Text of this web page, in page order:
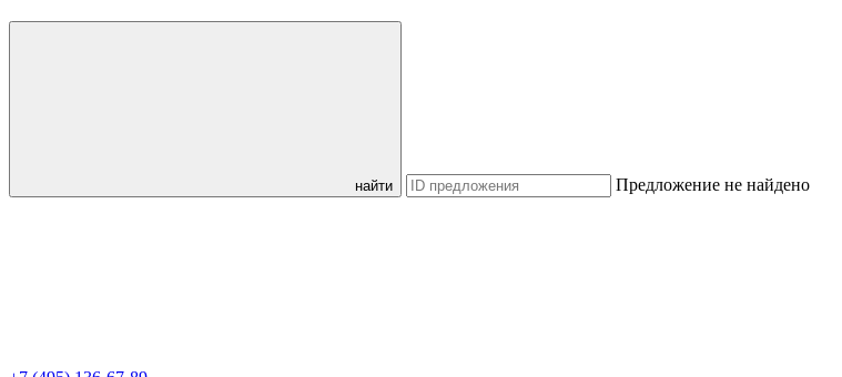
найти Предложение не найдено